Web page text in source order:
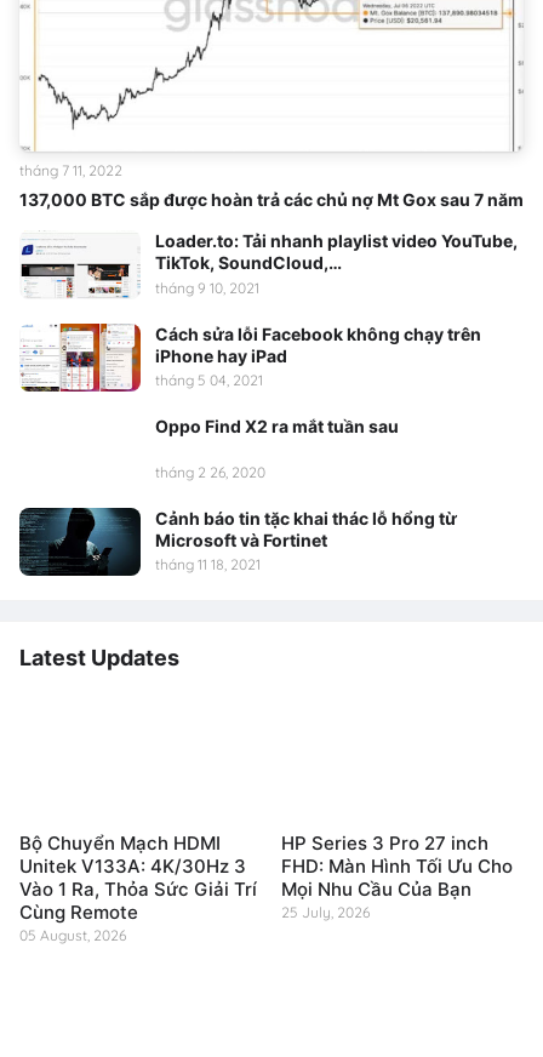
137,000 BTC sắp được hoàn trả các chủ nợ Mt Gox sau 7 năm
tháng 7 11, 2022
Loader.to: Tải nhanh playlist video YouTube,
TikTok, SoundCloud,…
tháng 9 10, 2021
Cách sửa lỗi Facebook không chạy trên
iPhone hay iPad
tháng 5 04, 2021
Oppo Find X2 ra mắt tuần sau
tháng 2 26, 2020
Cảnh báo tin tặc khai thác lỗ hổng từ
Microsoft và Fortinet
tháng 11 18, 2021
Latest Updates
Bộ Chuyển Mạch HDMI
Unitek V133A: 4K/30Hz 3
Vào 1 Ra, Thỏa Sức Giải Trí
Cùng Remote
05 August, 2026
HP Series 3 Pro 27 inch
FHD: Màn Hình Tối Ưu Cho
Mọi Nhu Cầu Của Bạn
25 July, 2026